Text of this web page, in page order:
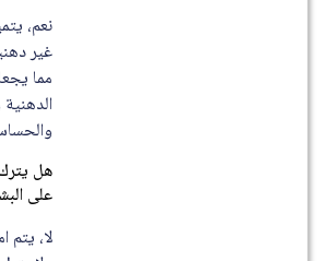
نعم، يتميز
غير دهنية لا
مما يجعله
الدهنية
والحساسة.
هل يترك
على البشرة؟
لا، يتم